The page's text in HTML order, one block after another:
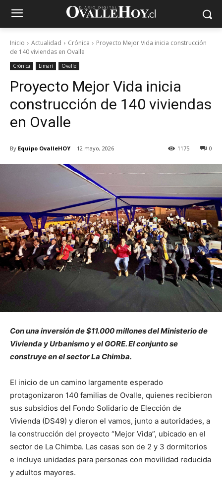
Inicio Actualidad Crónica
Proyecto Mejor Vida inicia construcción
de 140 viviendas en Ovalle
Crónica Limarí Ovalle
Proyecto Mejor Vida inicia
construcción de 140 viviendas
en Ovalle
By Equipo OvalleHOY 12 mayo, 2026 0
1175
Con una inversión de $11.000 millones del Ministerio de
Vivienda y Urbanismo y el GORE. El conjunto se
construye en el sector La Chimba.
El inicio de un camino largamente esperado
protagonizaron 140 familias de Ovalle, quienes recibieron
sus subsidios del Fondo Solidario de Elección de
Vivienda (DS49) y dieron el vamos, junto a autoridades, a
la construcción del proyecto “Mejor Vida”, ubicado en el
sector de La Chimba. Las casas son de 2 y 3 dormitorios
e incluye unidades para personas con movilidad reducida
y adultos mayores.